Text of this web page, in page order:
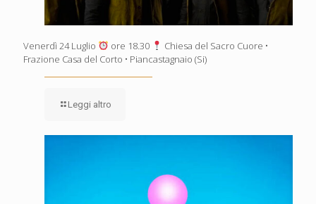
Venerdì 24 Luglio ore 18.30
Chiesa del Sacro Cuore •
Frazione Casa del Corto • Piancastagnaio (Si)
Leggi altro